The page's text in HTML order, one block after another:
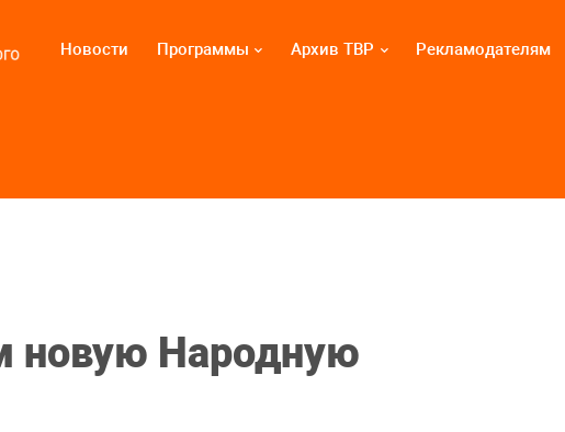
Новости Программы Архив ТВР Рекламодателям
новую Народную